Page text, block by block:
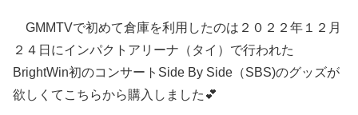
GMMTVで初めて倉庫を利用したのは２０２２年１２月
２４日にインパクトアリーナ（タイ）で行われた
BrightWin初のコンサートSide By Side（SBS)のグッズが
欲しくてこちらから購入しました💕